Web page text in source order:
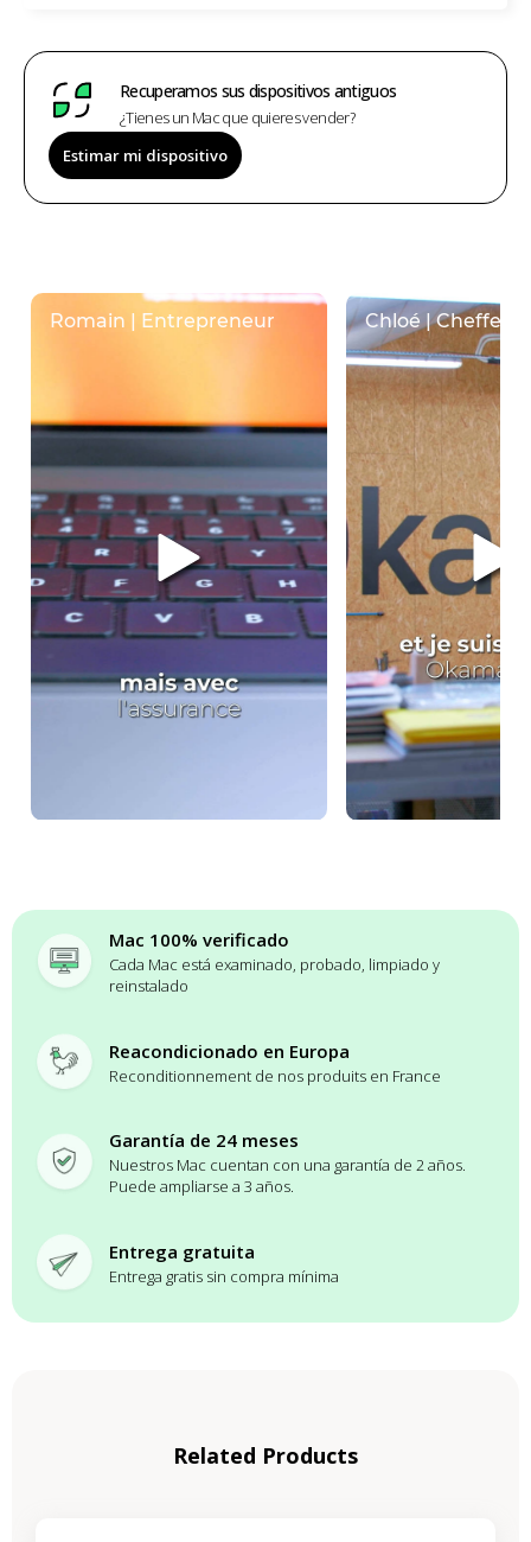
Recuperamos sus dispositivos antiguos
¿Tienes un Mac que quieres vender?
Estimar mi dispositivo
Mac 100% verificado
Cada Mac está examinado, probado, limpiado y
reinstalado
Reacondicionado en Europa
Reconditionnement de nos produits en France
Garantía de 24 meses
Nuestros Mac cuentan con una garantía de 2 años.
Puede ampliarse a 3 años.
Entrega gratuita
Entrega gratis sin compra mínima
Related Products